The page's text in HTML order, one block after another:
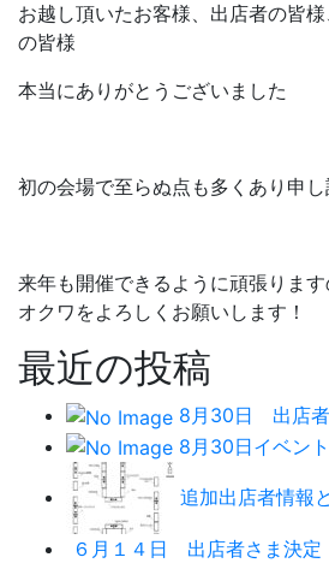
お越し頂いたお客様、出店者の皆
の皆様
本当にありがとうございました
初の会場で至らぬ点も多くあり申
来年も開催できるように頑張りま
オクワをよろしくお願いします！
最近の投稿
8月30日 出店者
8月30日イベン
追加出店者情報
６月１４日 出店者さま決定